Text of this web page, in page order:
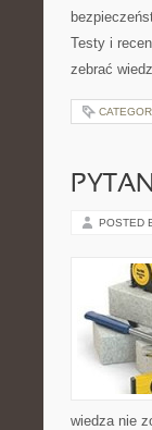
Testy i
zebrać
POSTED
wiedza nie